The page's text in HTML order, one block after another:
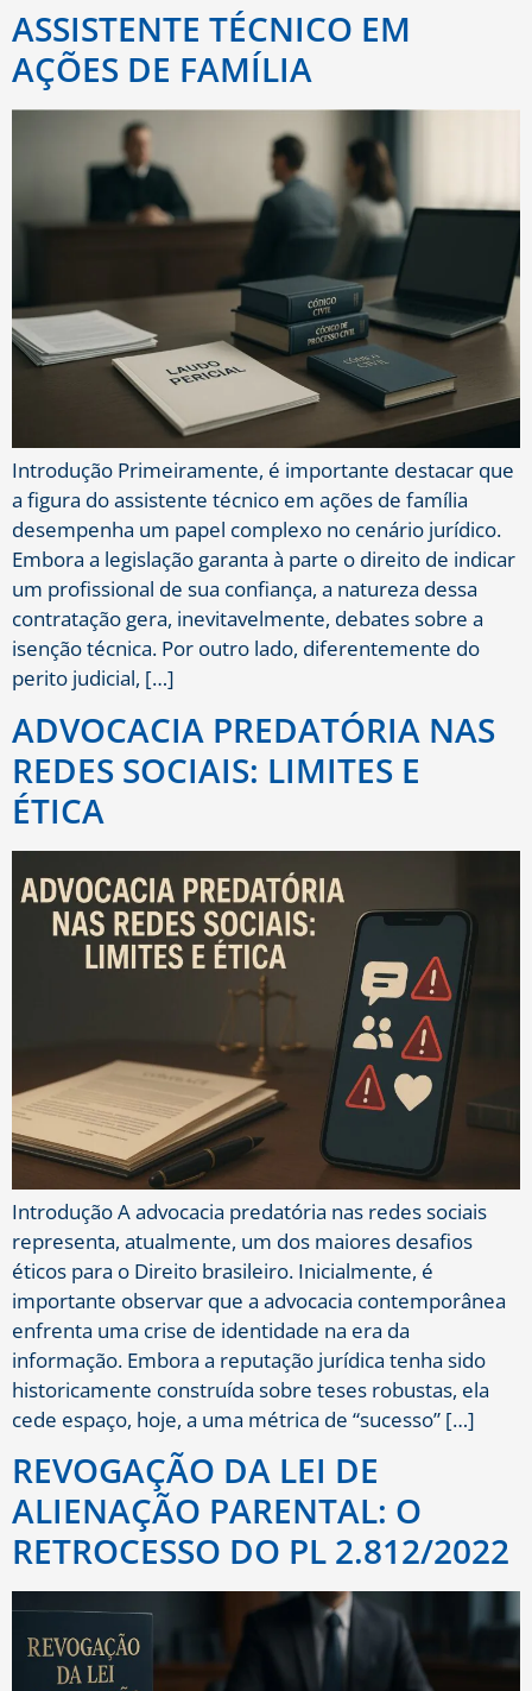
ASSISTENTE TÉCNICO EM
AÇÕES DE FAMÍLIA
Introdução Primeiramente, é importante destacar que
a figura do assistente técnico em ações de família
desempenha um papel complexo no cenário jurídico.
Embora a legislação garanta à parte o direito de indicar
um profissional de sua confiança, a natureza dessa
contratação gera, inevitavelmente, debates sobre a
isenção técnica. Por outro lado, diferentemente do
perito judicial, […]
ADVOCACIA PREDATÓRIA NAS
REDES SOCIAIS: LIMITES E
ÉTICA
Introdução A advocacia predatória nas redes sociais
representa, atualmente, um dos maiores desafios
éticos para o Direito brasileiro. Inicialmente, é
importante observar que a advocacia contemporânea
enfrenta uma crise de identidade na era da
informação. Embora a reputação jurídica tenha sido
historicamente construída sobre teses robustas, ela
cede espaço, hoje, a uma métrica de “sucesso” […]
REVOGAÇÃO DA LEI DE
ALIENAÇÃO PARENTAL: O
RETROCESSO DO PL 2.812/2022